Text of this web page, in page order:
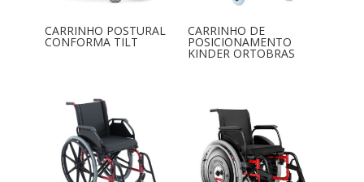
CARRINHO POSTURAL
CONFORMA TILT
CARRINHO DE
POSICIONAMENTO
KINDER ORTOBRAS